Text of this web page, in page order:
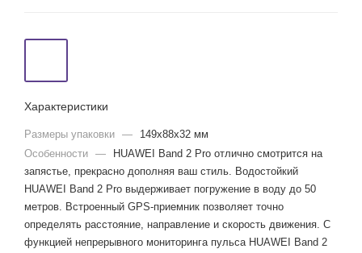
Характеристики
Размеры упаковки —
149x88x32 мм
Особенности —
HUAWEI Band 2 Pro отлично cмотрится на
запястье, прекрасно дополняя ваш стиль. Водостойкий
HUAWEI Band 2 Pro выдерживает погружение в воду до 50
метров. Встроенный GPS-приемник позволяет точно
определять расстояние, направление и скорость движения. С
функцией непрерывного мониторинга пульса HUAWEI Band 2